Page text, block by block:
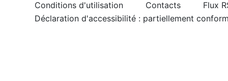
Conditions d'utilisation Contacts
Flux
Déclaration d'accessibilité : partiellement